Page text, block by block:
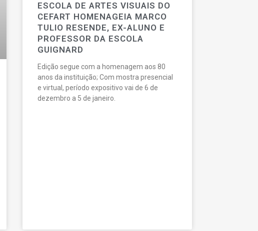
ESCOLA DE ARTES VISUAIS DO
CEFART HOMENAGEIA MARCO
TULIO RESENDE, EX-ALUNO E
PROFESSOR DA ESCOLA
GUIGNARD
Edição segue com a homenagem aos 80
anos da instituição; Com mostra presencial
e virtual, período expositivo vai de 6 de
dezembro a 5 de janeiro.